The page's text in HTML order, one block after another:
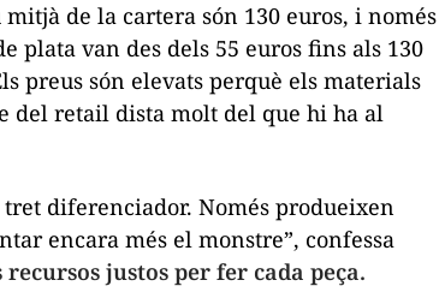
de la cartera són 130 euros, i només
plata van des dels 55 euros fins als 130
preus són elevats perquè els materials
del retail dista molt del que hi ha al
tret diferenciador. Només produeixen
encara més el monstre”, confessa
justos per fer cada peça.